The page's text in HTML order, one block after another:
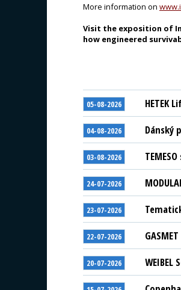
More information on
Visit the exposition of
how engineered
05-08-2026 HETEK
04-08-2026 Dánský
03-08-2026
24-07-2026
23-07-2026
22-07-2026
20-07-2026